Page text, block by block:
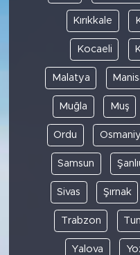
Kırıkkale
Kocaeli
Malatya
Muğla Muş
Ordu
Samsun
Sivas Şırnak
Trabzon
Yalova